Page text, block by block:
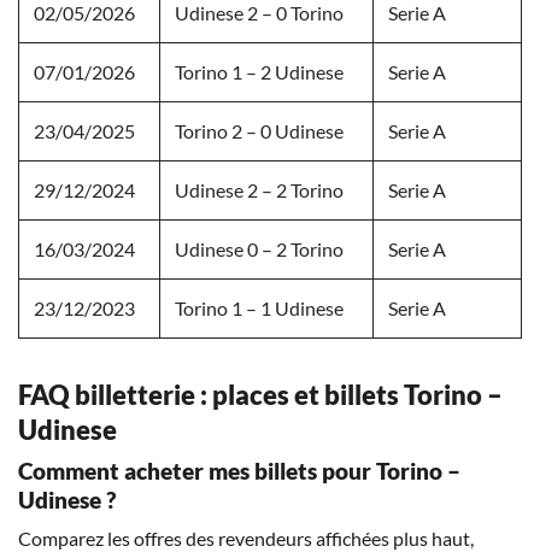
02/05/2026 Udinese 2 – 0 Torino Serie A
07/01/2026 Torino 1 – 2 Udinese Serie A
23/04/2025 Torino 2 – 0 Udinese Serie A
29/12/2024 Udinese 2 – 2 Torino Serie A
16/03/2024 Udinese 0 – 2 Torino Serie A
23/12/2023 Torino 1 – 1 Udinese Serie A
FAQ billetterie : places et billets Torino –
Udinese
Comment acheter mes billets pour Torino –
Udinese ?
Comparez les offres des revendeurs affichées plus haut,